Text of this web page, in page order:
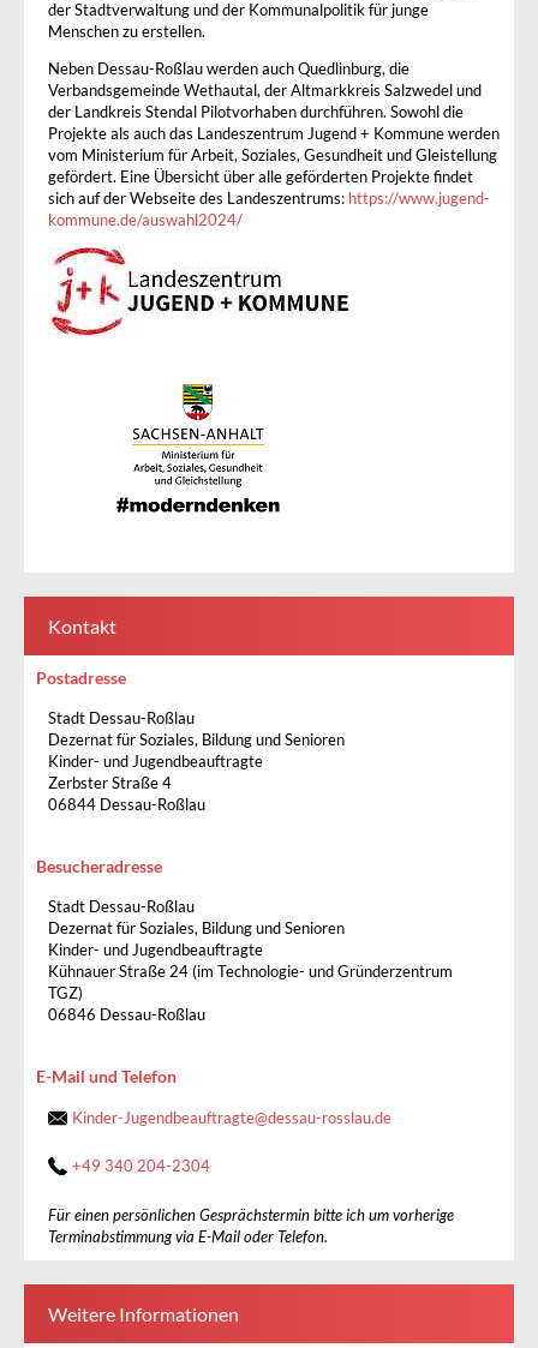
der Stadtverwaltung und der Kommunalpolitik für junge
Menschen zu erstellen.
Neben Dessau-Roßlau werden auch Quedlinburg, die
Verbandsgemeinde Wethautal, der Altmarkkreis Salzwedel und
der Landkreis Stendal Pilotvorhaben durchführen. Sowohl die
Projekte als auch das Landeszentrum Jugend + Kommune werden
vom Ministerium für Arbeit, Soziales, Gesundheit und Gleistellung
gefördert. Eine Übersicht über alle geförderten Projekte findet
sich auf der Webseite des Landeszentrums: https://www.jugend-
kommune.de/auswahl2024/
Kontakt
Postadresse
Stadt Dessau-Roßlau
Dezernat für Soziales, Bildung und Senioren
Kinder- und Jugendbeauftragte
Zerbster Straße 4
06844 Dessau-Roßlau
Besucheradresse
Stadt Dessau-Roßlau
Dezernat für Soziales, Bildung und Senioren
Kinder- und Jugendbeauftragte
Kühnauer Straße 24 (im Technologie- und Gründerzentrum
TGZ)
06846 Dessau-Roßlau
E-Mail und Telefon
Kinder-Jugendbeauftragte@dessau-rosslau.de
+49 340 204-2304
Für einen persönlichen Gesprächstermin bitte ich um vorherige
Terminabstimmung via E-Mail oder Telefon.
Weitere Informationen